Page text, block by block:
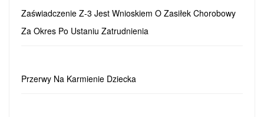
Zaświadczenie Z-3 Jest Wnioskiem O Zasiłek Chorobowy
Za Okres Po Ustaniu Zatrudnienia
Przerwy Na Karmienie Dziecka